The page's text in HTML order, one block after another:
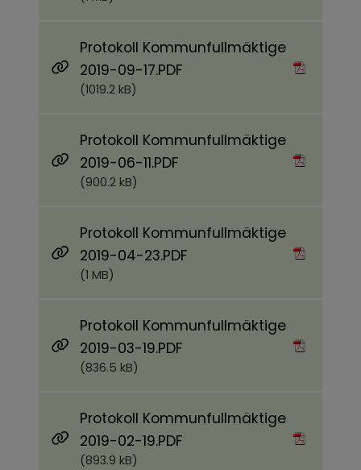
Protokoll Kommunfullmäktige
2019-09-17.PDF
(1019.2 kB)
Protokoll Kommunfullmäktige
2019-06-11.PDF
(900.2 kB)
Protokoll Kommunfullmäktige
2019-04-23.PDF
(1 MB)
Protokoll Kommunfullmäktige
2019-03-19.PDF
(836.5 kB)
Protokoll Kommunfullmäktige
2019-02-19.PDF
(893.9 kB)